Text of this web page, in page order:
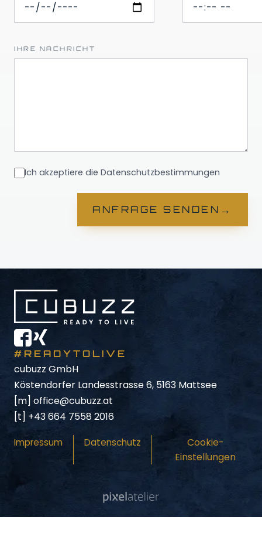
IHRE NACHRICHT
Ich akzeptiere die Datenschutzbestimmungen
ANFRAGE SENDEN →
#READYTOLIVE
cubuzz GmbH
Köstendorfer Landesstrasse 6, 5163 Mattsee
[m] office@cubuzz.at
[t] +43 664 7558 2016
Impressum Datenschutz
Cookie-
Einstellungen